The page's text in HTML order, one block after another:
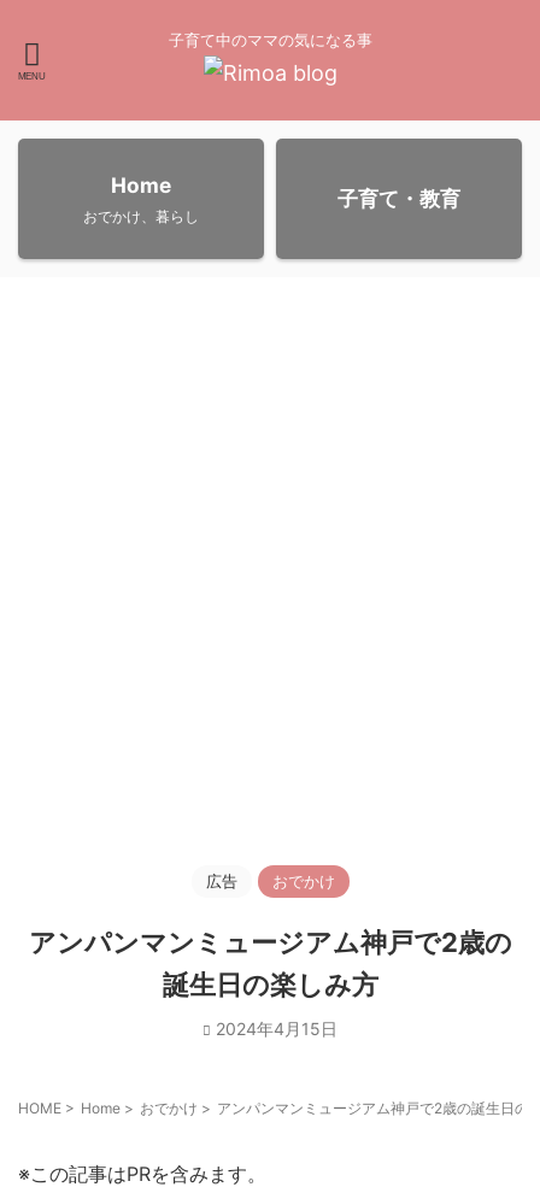
子育て中のママの気になる事
Home
おでかけ、暮らし
子育て・教育
広告 おでかけ
アンパンマンミュージアム神戸で2歳の
誕生日の楽しみ方
2024年4月15日
HOME > Home > おでかけ > アンパンマンミュージアム神戸で2歳の誕生日の
※この記事はPRを含みます。